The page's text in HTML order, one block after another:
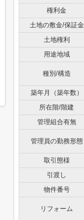
権利金
土地の敷金/保証金
土地権利
用途地域
種別/構造
築年月（築年数）
所在階/階建
管理組合有無
管理員の勤務形態
取引態様
引渡し
物件番号
リフォーム